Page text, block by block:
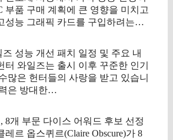
부품 구매 계획에 큰 영향을 미치고
성능 그래픽 카드를 구입하려는…
성능 개선 패치 일정 및 주요 내
터 와일즈는 출시 이후 꾸준한 인기
많은 헌터들의 사랑을 받고 있습니
은 방대한…
8개 부문 다이스 어워드 후보 선정
레르 옵스퀴르(Claire Obscure)가 8